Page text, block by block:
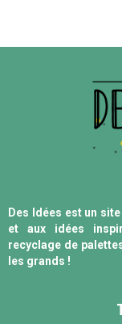
Des Idées est un
et aux idées
recyclage de
les grands !